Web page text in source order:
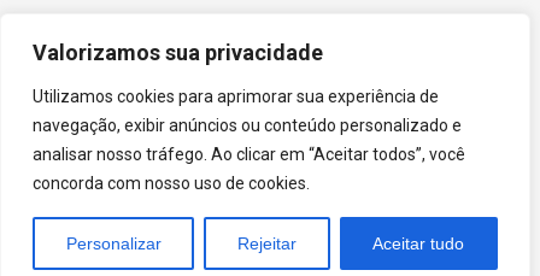
Valorizamos sua privacidade
Utilizamos cookies para aprimorar sua experiência de
navegação, exibir anúncios ou conteúdo personalizado e
analisar nosso tráfego. Ao clicar em “Aceitar todos”, você
concorda com nosso uso de cookies.
Personalizar Rejeitar Aceitar tudo
tecnoPARQ © 2021 por
Digital